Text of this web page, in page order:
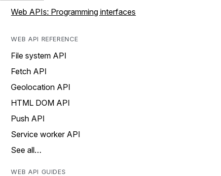
Web APIs: Programming interfaces
WEB API REFERENCE
File system API
Fetch API
Geolocation API
HTML DOM API
Push API
Service worker API
See all…
WEB API GUIDES